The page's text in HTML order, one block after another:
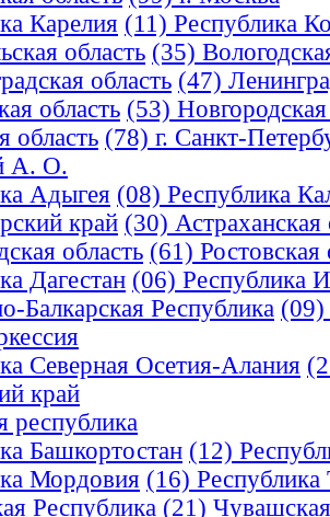
Карелия (11) Республика
область (35)
область (47)
область (53) Новгородская
область (78) г. Санкт-
А. О.
Адыгея (08) Республика
край (30) Астраханская
область (61) Ростовская
Дагестан (06) Республика
Балкарская Республика (09)
Северная Осетия-Алания
край
республика
Башкортостан (12)
Мордовия (16) Республика
Республика (21)